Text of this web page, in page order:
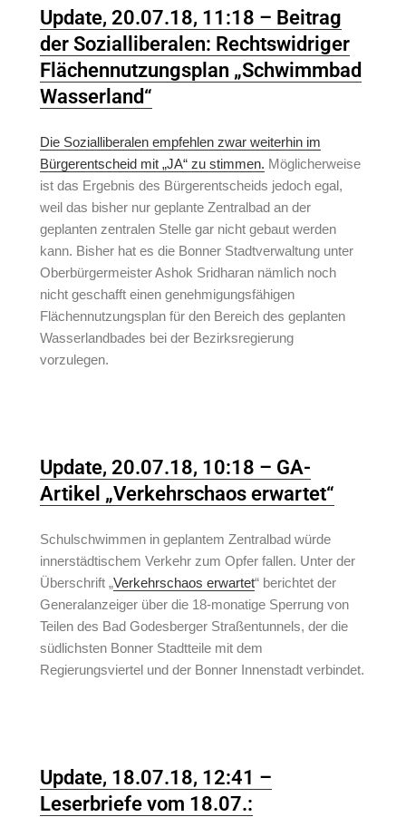
Update, 20.07.18, 11:18 – Beitrag
der Sozialliberalen: Rechtswidriger
Flächennutzungsplan „Schwimmbad
Wasserland“
Die Sozialliberalen empfehlen zwar weiterhin im
Bürgerentscheid mit „JA“ zu stimmen. Möglicherweise
ist das Ergebnis des Bürgerentscheids jedoch egal,
weil das bisher nur geplante Zentralbad an der
geplanten zentralen Stelle gar nicht gebaut werden
kann. Bisher hat es die Bonner Stadtverwaltung unter
Oberbürgermeister Ashok Sridharan nämlich noch
nicht geschafft einen genehmigungsfähigen
Flächennutzungsplan für den Bereich des geplanten
Wasserlandbades bei der Bezirksregierung
vorzulegen.
Update, 20.07.18, 10:18 – GA-
Artikel „Verkehrschaos erwartet“
Schulschwimmen in geplantem Zentralbad würde
innerstädtischem Verkehr zum Opfer fallen. Unter der
Überschrift „Verkehrschaos erwartet“ berichtet der
Generalanzeiger über die 18-monatige Sperrung von
Teilen des Bad Godesberger Straßentunnels, der die
südlichsten Bonner Stadtteile mit dem
Regierungsviertel und der Bonner Innenstadt verbindet.
Update, 18.07.18, 12:41 –
Leserbriefe vom 18.07.: